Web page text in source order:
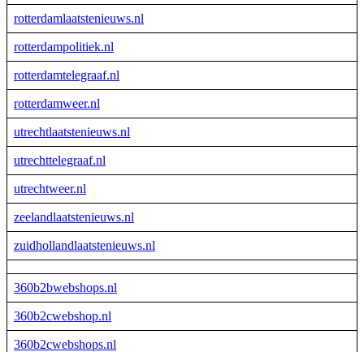
rotterdamlaatstenieuws.nl
rotterdampolitiek.nl
rotterdamtelegraaf.nl
rotterdamweer.nl
utrechtlaatstenieuws.nl
utrechttelegraaf.nl
utrechtweer.nl
zeelandlaatstenieuws.nl
zuidhollandlaatstenieuws.nl
360b2bwebshops.nl
360b2cwebshop.nl
360b2cwebshops.nl